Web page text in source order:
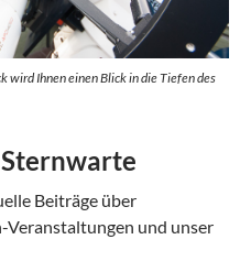
wird Ihnen einen Blick in die Tiefen des
Beiträge über
Veranstaltungen und unser